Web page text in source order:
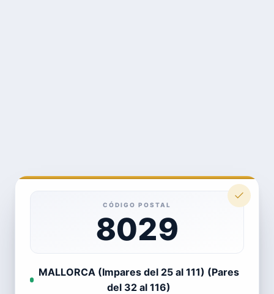
CÓDIGO POSTAL
8029
MALLORCA (Impares del 25 al 111) (Pares
del 32 al 116)